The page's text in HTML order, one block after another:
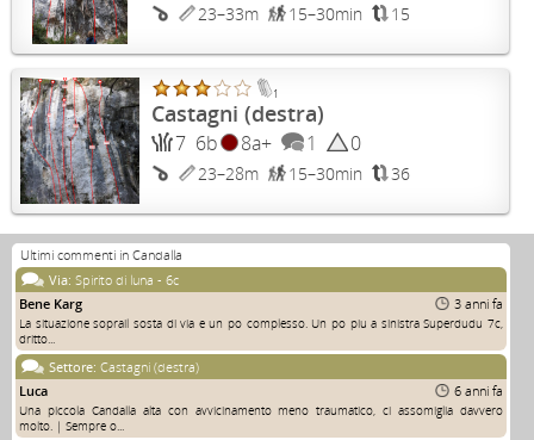
23–33m 15–30min 15
1
Castagni (destra)
7 6b 8a+ 1 0
23–28m 15–30min 36
Ultimi commenti in Candalla
Via: Spirito di luna - 6c
Bene Karg
3 anni fa
La situazione soprail sosta di via e un po complesso. Un po piu a sinistra Superdudu 7c,
dritto...
Settore: Castagni (destra)
Luca
6 anni fa
Una piccola Candalla alta con avvicinamento meno traumatico, ci assomiglia davvero
molto. | Sempre o...